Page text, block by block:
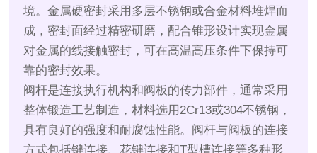
境。金属硬密封采用多层不锈钢或合金材料堆焊而
成，密封面经过精密研磨，配合锥形设计实现金属
对金属的线接触密封，可在高温高压条件下保持可
靠的密封效果。
阀杆是连接执行机构和阀板的传力部件，通常采用
整体锻造工艺制造，材料选用2Cr13或304不锈钢，
具有良好的强度和耐腐蚀性能。阀杆与阀板的连接
方式包括键连接、花键连接和T型槽连接等多种形